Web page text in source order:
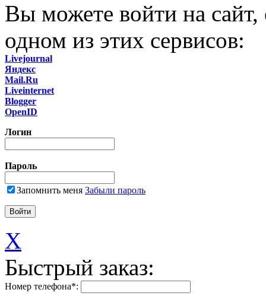
Вы можете войти на сайт,
одном из этих сервисов:
Livejournal
Яндекс
Mail.Ru
Liveinternet
Blogger
OpenID
Логин
Пароль
Запомнить меня Забыли пароль
X
Быстрый заказ:
Номер телефона*: